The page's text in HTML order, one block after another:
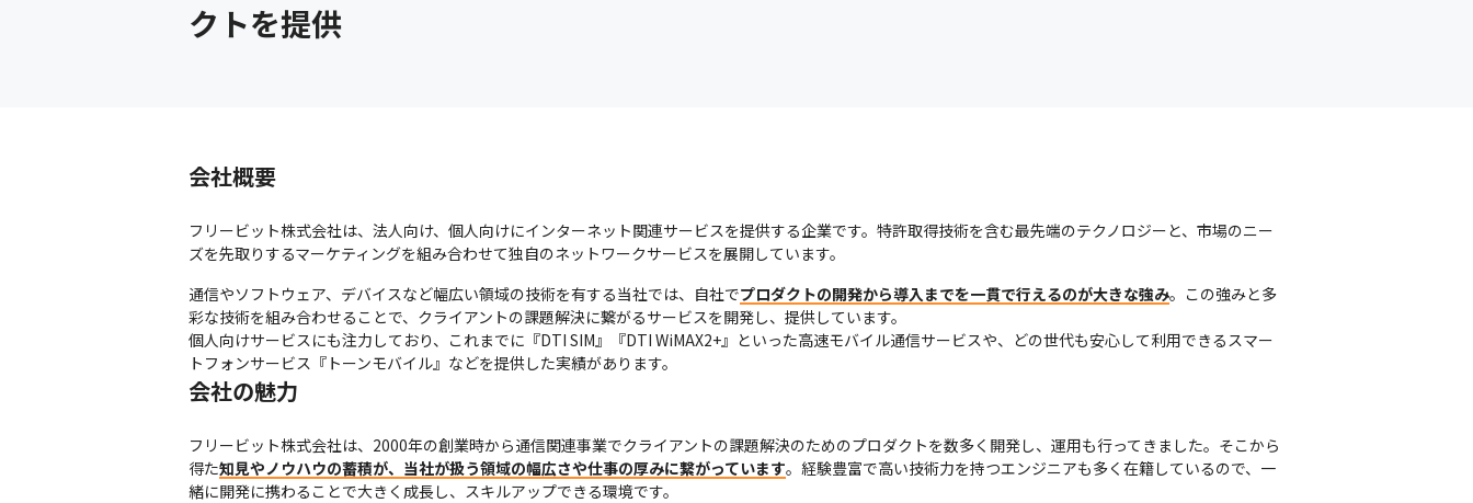
クトを提供
会社概要
フリービット株式会社は、法人向け、個人向けにインターネット関連サービスを提供する企業です。特許取得技術を含む最先端のテクノロジーと、市場のニー
ズを先取りするマーケティングを組み合わせて独自のネットワークサービスを展開しています。
通信やソフトウェア、デバイスなど幅広い領域の技術を有する当社では、自社でプロダクトの開発から導入までを一貫で行えるのが大きな強み。この強みと多
彩な技術を組み合わせることで、クライアントの課題解決に繋がるサービスを開発し、提供しています。
個人向けサービスにも注力しており、これまでに『DTI SIM』『DTI WiMAX2+』といった高速モバイル通信サービスや、どの世代も安心して利用できるスマー
トフォンサービス『トーンモバイル』などを提供した実績があります。
会社の魅力
フリービット株式会社は、2000年の創業時から通信関連事業でクライアントの課題解決のためのプロダクトを数多く開発し、運用も行ってきました。そこから
得た知見やノウハウの蓄積が、当社が扱う領域の幅広さや仕事の厚みに繋がっています。経験豊富で高い技術力を持つエンジニアも多く在籍しているので、一
緒に開発に携わることで大きく成長し、スキルアップできる環境です。